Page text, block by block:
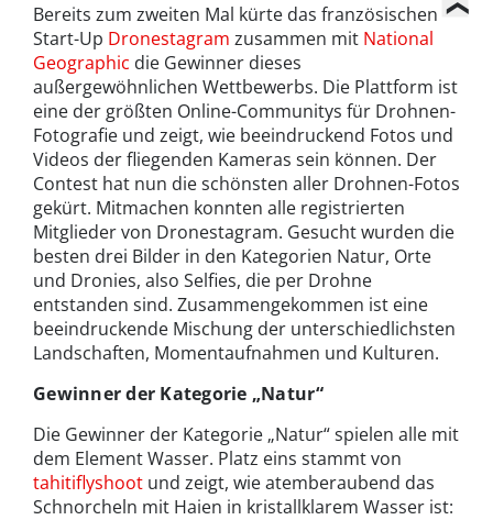
Bereits zum zweiten Mal kürte das französischen
Start-Up Dronestagram zusammen mit National
Geographic die Gewinner dieses
außergewöhnlichen Wettbewerbs. Die Plattform ist
eine der größten Online-Communitys für Drohnen-
Fotografie und zeigt, wie beeindruckend Fotos und
Videos der fliegenden Kameras sein können. Der
Contest hat nun die schönsten aller Drohnen-Fotos
gekürt. Mitmachen konnten alle registrierten
Mitglieder von Dronestagram. Gesucht wurden die
besten drei Bilder in den Kategorien Natur, Orte
und Dronies, also Selfies, die per Drohne
entstanden sind. Zusammengekommen ist eine
beeindruckende Mischung der unterschiedlichsten
Landschaften, Momentaufnahmen und Kulturen.
Gewinner der Kategorie „Natur“
Die Gewinner der Kategorie „Natur“ spielen alle mit
dem Element Wasser. Platz eins stammt von
tahitiflyshoot und zeigt, wie atemberaubend das
Schnorcheln mit Haien in kristallklarem Wasser ist: